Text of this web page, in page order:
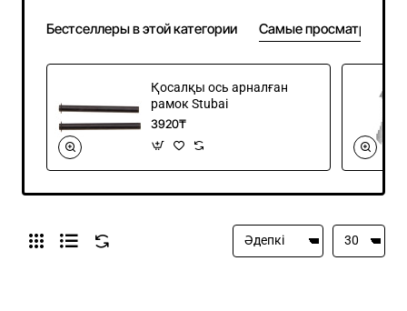
Бестселлеры в этой категории Самые
Қосалқы ось арналған
рамок Stubai
3920₸